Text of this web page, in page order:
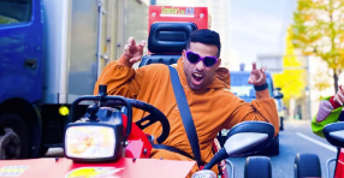
公司
更換店鋪
東京 品川 #1
東京 秋葉原 #2